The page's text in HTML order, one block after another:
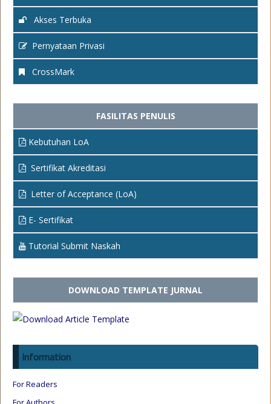
Akses Terbuka
Pernyataan Privasi
CrossMark
FASILITAS PENULIS
Kebutuhan LoA
Sertifikat Akreditasi
Letter of Acceptance (LoA)
E- Sertifikat
Tutorial Submit Naskah
DOWNLOAD TEMPLATE JURNAL
Information
For Readers